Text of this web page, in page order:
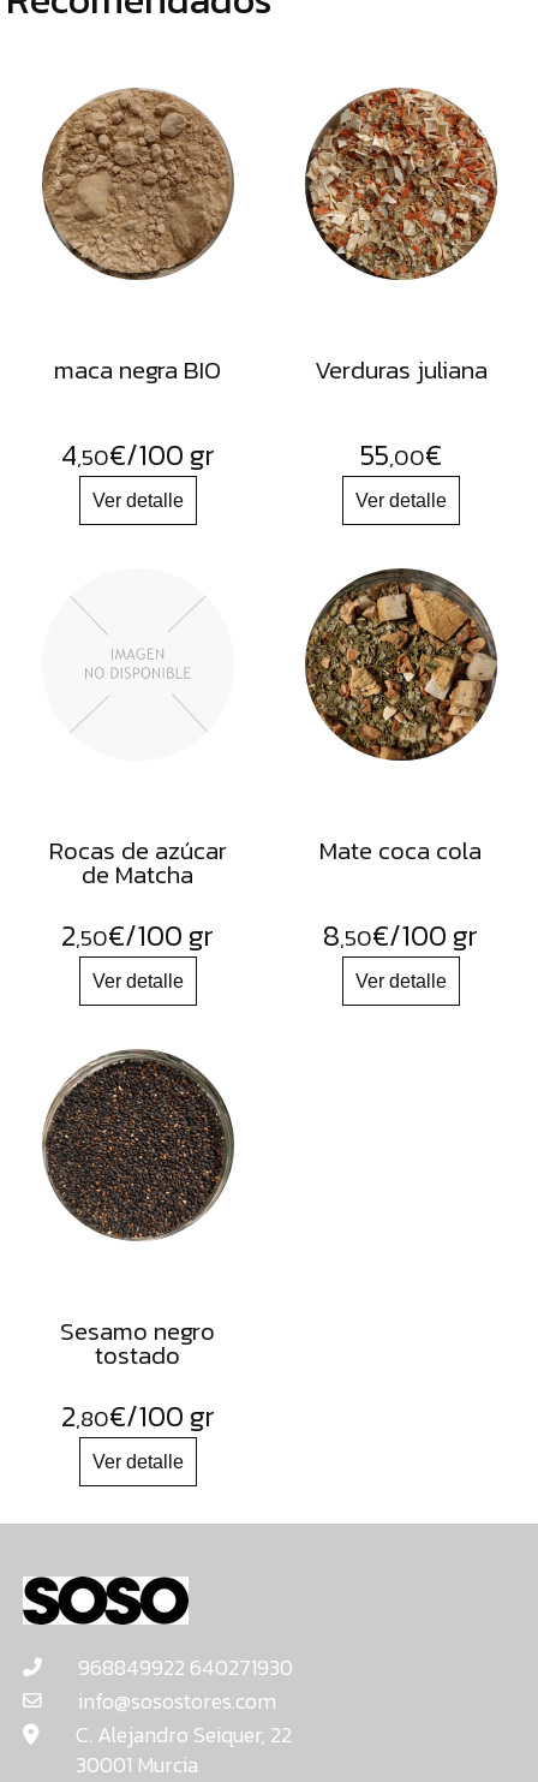
maca negra BIO
4,50€/100 gr
Verduras juliana
55,00€
Rocas de azúcar
de Matcha
2,50€/100 gr
Mate coca cola
8,50€/100 gr
Sesamo negro
tostado
2,80€/100 gr
968849922 640271930
info@sosostores.com
C. Alejandro Seiquer, 22
30001 Murcia